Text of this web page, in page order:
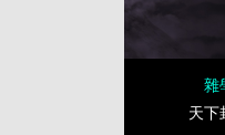
雜
天下